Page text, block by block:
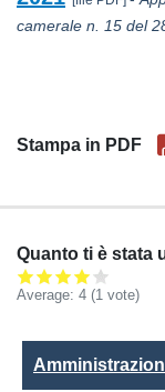
camerale n. 15 del
Stampa in PDF
Quanto ti è stata
Average: 4 (1 vote)